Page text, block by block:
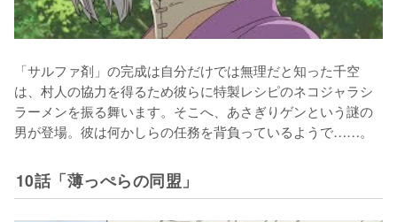
「サルファ剤」の完成は自分だけでは無理だと知った千空
は、村人の協力を得るため彼らに特製レシピのネコジャラシ
ラーメンを振る舞います。そこへ、あさぎりゲンという謎の
男が登場。彼は何かしらの任務を背負っているようで……。
10話「薄っぺらの同盟」